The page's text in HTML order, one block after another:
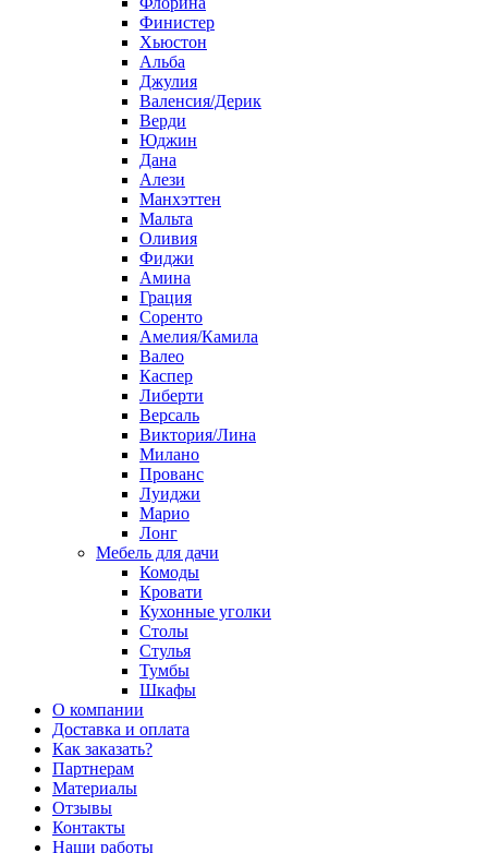
Финистер
Хьюстон
Альба
Джулия
Валенсия/Дерик
Верди
Юджин
Дана
Алези
Манхэттен
Мальта
Оливия
Фиджи
Амина
Грация
Соренто
Амелия/Камила
Валео
Каспер
Либерти
Версаль
Виктория/Лина
Милано
Прованс
Луиджи
Марио
Лонг
Мебель для дачи
Комоды
Кровати
Кухонные уголки
Столы
Стулья
Тумбы
Шкафы
О компании
Доставка и оплата
Как заказать?
Партнерам
Материалы
Отзывы
Контакты
Наши работы